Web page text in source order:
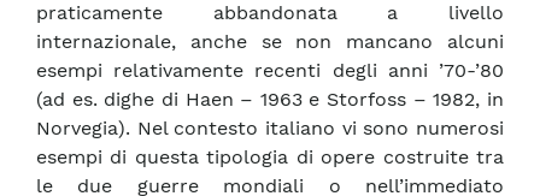
praticamente abbandonata a livello
internazionale, anche se non mancano alcuni
esempi relativamente recenti degli anni ’70-’80
(ad es. dighe di Haen – 1963 e Storfoss – 1982, in
Norvegia). Nel contesto italiano vi sono numerosi
esempi di questa tipologia di opere costruite tra
le due guerre mondiali o nell’immediato